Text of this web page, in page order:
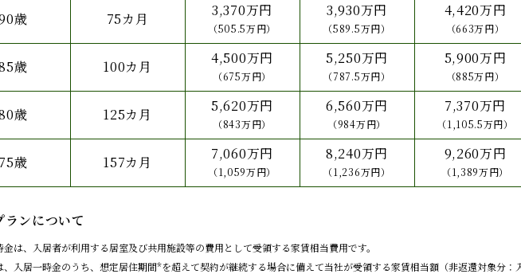
歳 75カ月 3,370万円
（505.5万円）
3,930万円
（589.5万円）
4,420万円
（663万円）
歳 100カ月 4,500万円
（675万円）
5,250万円
（787.5万円）
5,900万円
（885万円）
歳 125カ月 5,620万円
（843万円）
6,560万円
（984万円）
7,370万円
（1,105.5万円）
75歳 157カ月 7,060万円
（1,059万円）
8,240万円
（1,236万円）
9,260万円
（1,389万円）
ランについて
金は、入居者が利用する居室及び共用施設等の費用として受領する家賃相当費用です。
、入居一時金のうち、想定居住期間*を超えて契約が継続する場合に備えて当社が受領する家賃相当額（非返還対象分：